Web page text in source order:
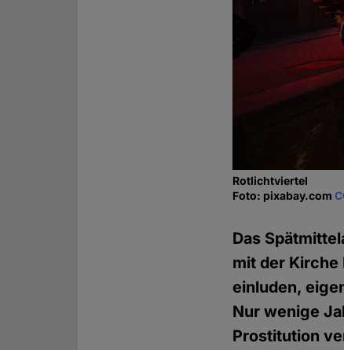
Rotlichtviertel
Foto: pixabay.com
Das
mit der
einluden,
Nur wenige
Prostitution